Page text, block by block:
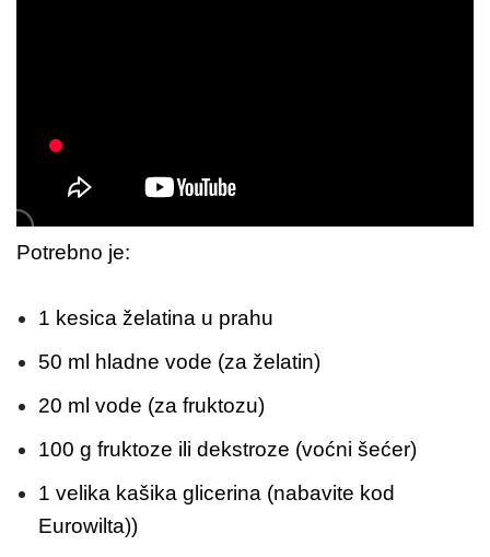
Potrebno je:
1 kesica želatina u prahu
50 ml hladne vode (za želatin)
20 ml vode (za fruktozu)
100 g fruktoze ili dekstroze (voćni šećer)
1 velika kašika glicerina (nabavite kod
Eurowilta))